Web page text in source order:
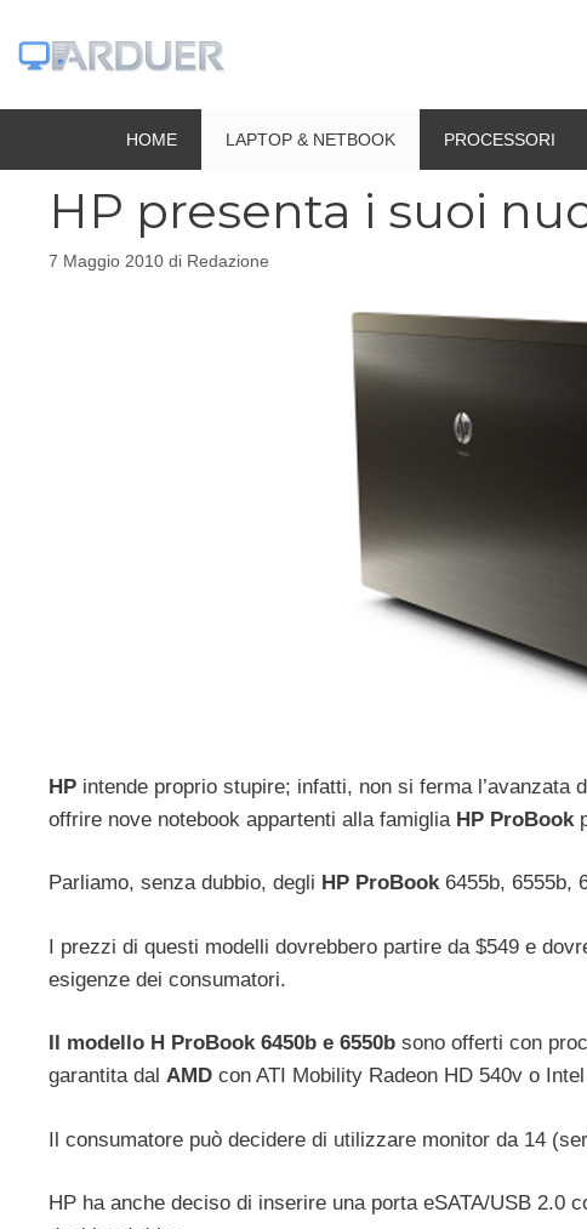
HOME LAPTOP & NETBOOK PROCESSORI
HP presenta i suoi
7 Maggio 2010 di Redazione
HP intende proprio stupire; infatti, non si ferma l’avanzata
offrire nove notebook appartenti alla famiglia HP ProBook
Parliamo, senza dubbio, degli HP ProBook6455b, 6555b,
I prezzi di questi modelli dovrebbero partire da $549 e
esigenze dei consumatori.
Il modello H ProBook 6450b e 6550b sono offerti con
garantita dal AMD con ATI Mobility Radeon HD 540v o
Il consumatore può decidere di utilizzare monitor da 14
HP ha anche deciso di inserire una porta eSATA/USB